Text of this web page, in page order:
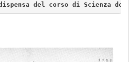
del corso di Scienza